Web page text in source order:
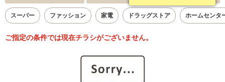
スーパー ファッション 家電 ドラッグストア ホームセンタ
ご指定の条件では現在チラシがございません。